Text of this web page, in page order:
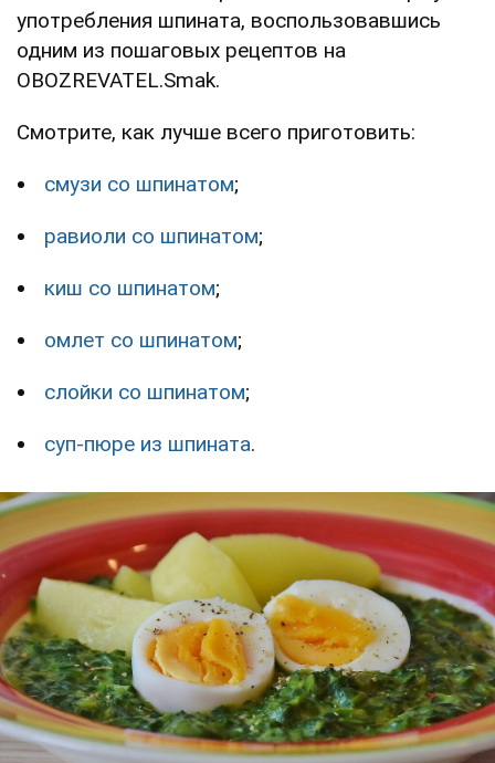
употребления шпината, воспользовавшись
одним из пошаговых рецептов на
OBOZREVATEL.Smak.
Смотрите, как лучше всего приготовить:
смузи со шпинатом;
равиоли со шпинатом;
киш со шпинатом;
омлет со шпинатом;
слойки со шпинатом;
суп-пюре из шпината.